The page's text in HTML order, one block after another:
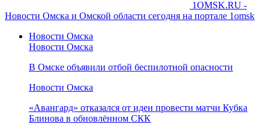
1OMSK.RU -
Новости Омска и Омской области сегодня на портале 1omsk
Новости Омска
Новости Омска
В Омске объявили отбой беспилотной опасности
Новости Омска
«Авангард» отказался от идеи провести матчи Кубка
Блинова в обновлённом СКК